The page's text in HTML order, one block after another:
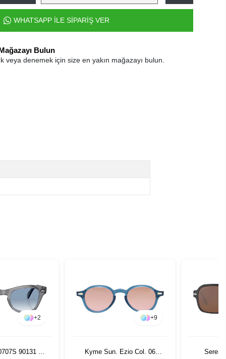
WHATSAPP İLE SİPARİŞ VER
Bulun
veya denemek için size en yakın mağazayı bulun.
+2
90131 53
+9
Kyme Sun. Ezio Col. 06